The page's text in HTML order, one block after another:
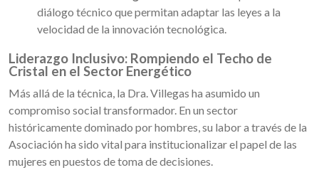
diálogo técnico que permitan adaptar las leyes a la
velocidad de la innovación tecnológica.
Liderazgo Inclusivo: Rompiendo el Techo de
Cristal en el Sector Energético
Más allá de la técnica, la Dra. Villegas ha asumido un
compromiso social transformador. En un sector
históricamente dominado por hombres, su labor a través de la
Asociación ha sido vital para institucionalizar el papel de las
mujeres en puestos de toma de decisiones.